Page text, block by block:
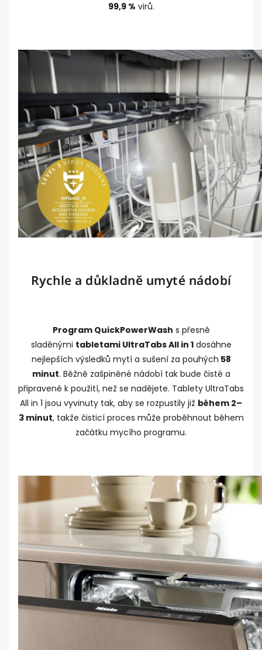
99,9 % virů.
Rychle a důkladně umyté nádobí
Program QuickPowerWash s přesně
sladěnými tabletami UltraTabs All in 1dosáhne
nejlepších výsledků mytí a sušení za pouhých 58
minut. Běžně zašpiněné nádobí tak bude čisté a
připravené k použití, než se nadějete. Tablety UltraTabs
All in 1 jsou vyvinuty tak, aby se rozpustily již během 2–
3 minut, takže čisticí proces může proběhnout během
začátku mycího programu.